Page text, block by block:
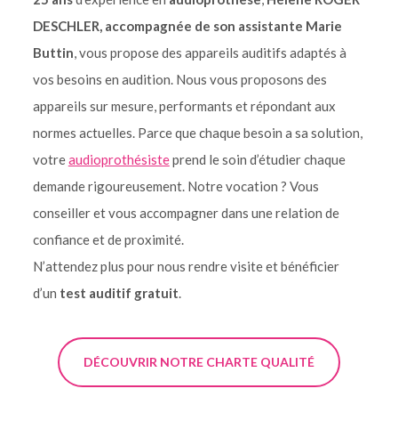
DESCHLER, accompagnée de son assistante Marie
Buttin, vous propose des appareils auditifs adaptés à
vos besoins en audition. Nous vous proposons des
appareils sur mesure, performants et répondant aux
normes actuelles. Parce que chaque besoin a sa solution,
votreaudioprothésisteprend le soin d’étudier chaque
demande rigoureusement. Notre vocation ? Vous
conseiller et vous accompagner dans une relation de
confiance et de proximité.
N’attendez plus pour nous rendre visite et bénéficier
d’un test auditif gratuit.
DÉCOUVRIR NOTRE CHARTE QUALITÉ